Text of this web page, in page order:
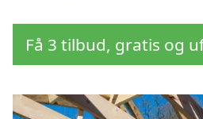
Få 3 tilbud, gratis og